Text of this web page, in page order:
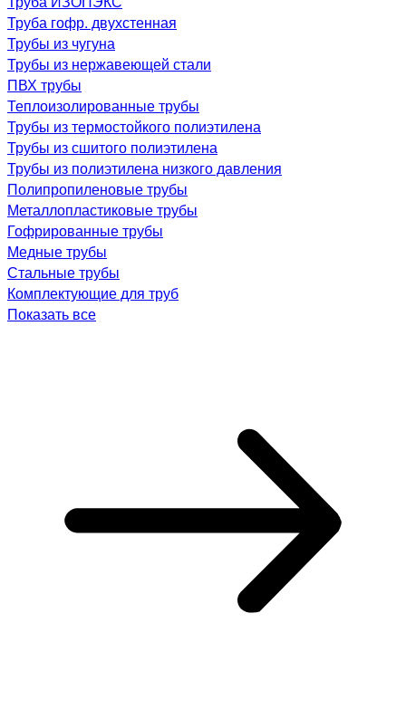
Труба гофр. двухстенная
Трубы из чугуна
Трубы из нержавеющей стали
ПВХ трубы
Теплоизолированные трубы
Трубы из термостойкого полиэтилена
Трубы из сшитого полиэтилена
Трубы из полиэтилена низкого давления
Полипропиленовые трубы
Металлопластиковые трубы
Гофрированные трубы
Медные трубы
Стальные трубы
Комплектующие для труб
Показать все